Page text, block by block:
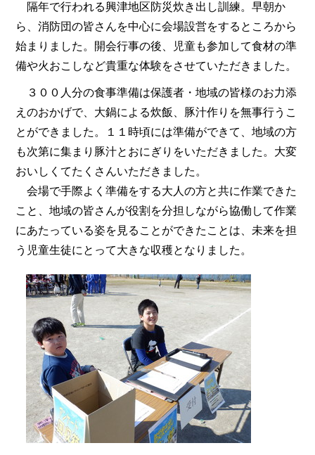
隔年で行われる興津地区防災炊き出し訓練。早朝か
ら、消防団の皆さんを中心に会場設営をするところから
始まりました。開会行事の後、児童も参加して食材の準
備や火おこしなど貴重な体験をさせていただきました。
３００人分の食事準備は保護者・地域の皆様のお力添
えのおかげで、大鍋による炊飯、豚汁作りを無事行うこ
とができました。１１時頃には準備ができて、地域の方
も次第に集まり豚汁とおにぎりをいただきました。大変
おいしくてたくさんいただきました。
会場で手際よく準備をする大人の方と共に作業できた
こと、地域の皆さんが役割を分担しながら協働して作業
にあたっている姿を見ることができたことは、未来を担
う児童生徒にとって大きな収穫となりました。